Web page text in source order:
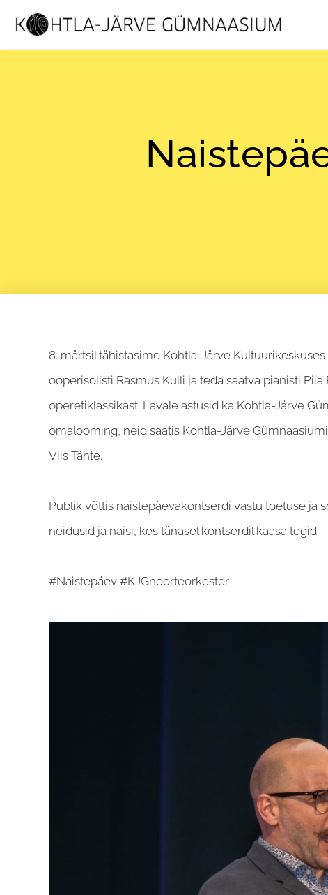
8. märtsil tähistasime Kohtla-Järve
ooperisolisti Rasmus Kulli ja teda saatva pianisti
operetiklassikast. Lavale astusid ka Kohtla-Järve
omalooming, neid saatis Kohtla-Järve
Viis Tähte.
Publik võttis naistepäevakontserdi vastu toetuse ja
neidusid ja naisi, kes tänasel kontserdil kaasa tegid.
#Naistepäev #KJGnoorteorkester